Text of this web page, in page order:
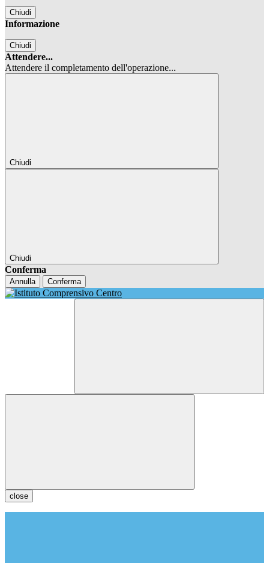
Chiudi
Informazione
Chiudi
Attendere...
Attendere il completamento dell'operazione...
Chiudi
Chiudi
Conferma
Annulla Conferma
close